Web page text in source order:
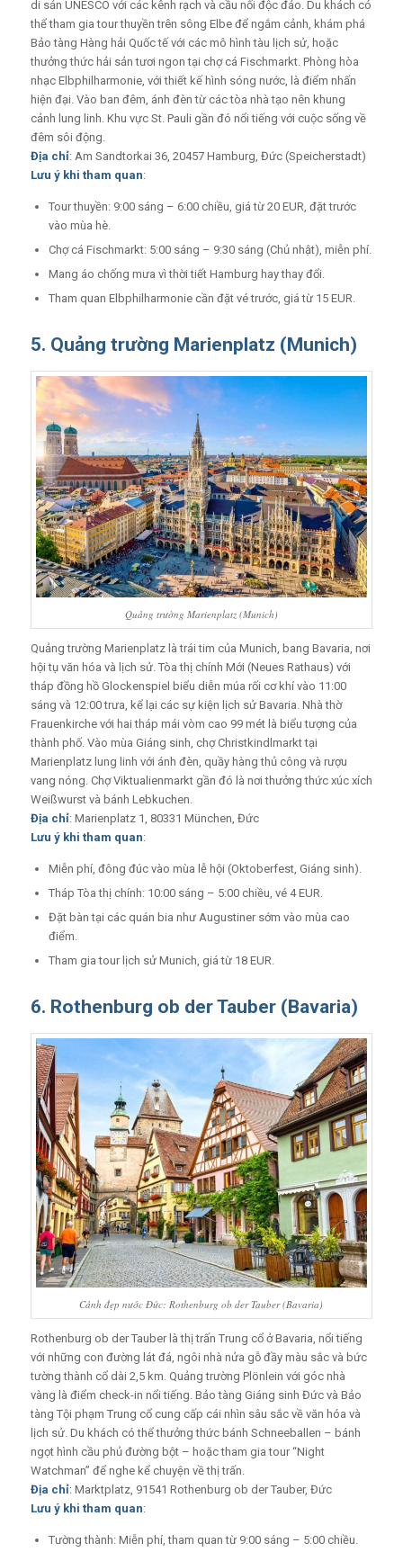
di sản UNESCO với các kênh rạch và cầu nối độc đáo. Du khách có
thể tham gia tour thuyền trên sông Elbe để ngắm cảnh, khám phá
Bảo tàng Hàng hải Quốc tế với các mô hình tàu lịch sử, hoặc
thưởng thức hải sản tươi ngon tại chợ cá Fischmarkt. Phòng hòa
nhạc Elbphilharmonie, với thiết kế hình sóng nước, là điểm nhấn
hiện đại. Vào ban đêm, ánh đèn từ các tòa nhà tạo nên khung
cảnh lung linh. Khu vực St. Pauli gần đó nổi tiếng với cuộc sống về
đêm sôi động.
Địa chỉ: Am Sandtorkai 36, 20457 Hamburg, Đức (Speicherstadt)
Lưu ý khi tham quan:
Tour thuyền: 9:00 sáng – 6:00 chiều, giá từ 20 EUR, đặt trước
vào mùa hè.
Chợ cá Fischmarkt: 5:00 sáng – 9:30 sáng (Chủ nhật), miễn phí.
Mang áo chống mưa vì thời tiết Hamburg hay thay đổi.
Tham quan Elbphilharmonie cần đặt vé trước, giá từ 15 EUR.
5. Quảng trường Marienplatz (Munich)
Quảng trường Marienplatz (Munich)
Quảng trường Marienplatz là trái tim của Munich, bang Bavaria, nơi
hội tụ văn hóa và lịch sử. Tòa thị chính Mới (Neues Rathaus) với
tháp đồng hồ Glockenspiel biểu diễn múa rối cơ khí vào 11:00
sáng và 12:00 trưa, kể lại các sự kiện lịch sử Bavaria. Nhà thờ
Frauenkirche với hai tháp mái vòm cao 99 mét là biểu tượng của
thành phố. Vào mùa Giáng sinh, chợ Christkindlmarkt tại
Marienplatz lung linh với ánh đèn, quầy hàng thủ công và rượu
vang nóng. Chợ Viktualienmarkt gần đó là nơi thưởng thức xúc xích
Weißwurst và bánh Lebkuchen.
Địa chỉ: Marienplatz 1, 80331 München, Đức
Lưu ý khi tham quan:
Miễn phí, đông đúc vào mùa lễ hội (Oktoberfest, Giáng sinh).
Tháp Tòa thị chính: 10:00 sáng – 5:00 chiều, vé 4 EUR.
Đặt bàn tại các quán bia như Augustiner sớm vào mùa cao
điểm.
Tham gia tour lịch sử Munich, giá từ 18 EUR.
6. Rothenburg ob der Tauber (Bavaria)
Cảnh đẹp nước Đức: Rothenburg ob der Tauber (Bavaria)
Rothenburg ob der Tauber là thị trấn Trung cổ ở Bavaria, nổi tiếng
với những con đường lát đá, ngôi nhà nửa gỗ đầy màu sắc và bức
tường thành cổ dài 2,5 km. Quảng trường Plönlein với góc nhà
vàng là điểm check-in nổi tiếng. Bảo tàng Giáng sinh Đức và Bảo
tàng Tội phạm Trung cổ cung cấp cái nhìn sâu sắc về văn hóa và
lịch sử. Du khách có thể thưởng thức bánh Schneeballen – bánh
ngọt hình cầu phủ đường bột – hoặc tham gia tour “Night
Watchman” để nghe kể chuyện về thị trấn.
Địa chỉ: Marktplatz, 91541 Rothenburg ob der Tauber, Đức
Lưu ý khi tham quan:
Tường thành: Miễn phí, tham quan từ 9:00 sáng – 5:00 chiều.